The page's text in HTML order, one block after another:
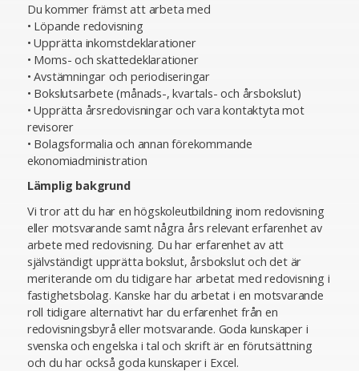
Du kommer främst att arbeta med
• Löpande redovisning
• Upprätta inkomstdeklarationer
• Moms- och skattedeklarationer
• Avstämningar och periodiseringar
• Bokslutsarbete (månads-, kvartals- och årsbokslut)
• Upprätta årsredovisningar och vara kontaktyta mot
revisorer
• Bolagsformalia och annan förekommande
ekonomiadministration
Lämplig bakgrund
Vi tror att du har en högskoleutbildning inom redovisning
eller motsvarande samt några års relevant erfarenhet av
arbete med redovisning. Du har erfarenhet av att
självständigt upprätta bokslut, årsbokslut och det är
meriterande om du tidigare har arbetat med redovisning i
fastighetsbolag. Kanske har du arbetat i en motsvarande
roll tidigare alternativt har du erfarenhet från en
redovisningsbyrå eller motsvarande. Goda kunskaper i
svenska och engelska i tal och skrift är en förutsättning
och du har också goda kunskaper i Excel.